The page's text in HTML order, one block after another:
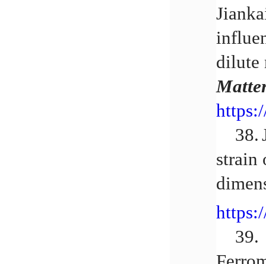
dilute
38.
strain
39.